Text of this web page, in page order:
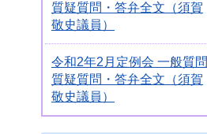
質疑質問・答弁全文（須賀
敬史議員）
令和2年2月定例会 一般質問
質疑質問・答弁全文（須賀
敬史議員）